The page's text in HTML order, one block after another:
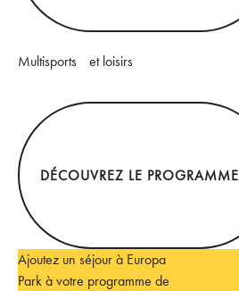
Multisports et loisirs
Découvrez le programme
DÉCOUVREZ LE PROGRAMME
Ajoutez un séjour à Europa
Park à votre programme de